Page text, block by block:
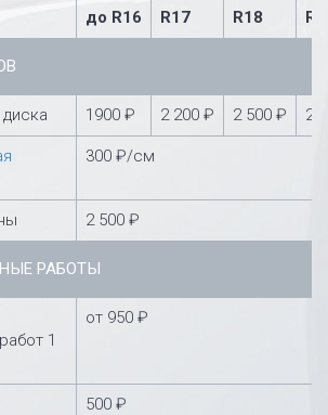
до R16 R17 R18
1900 ₽ 2 200 ₽ 2 500 ₽ 2
300 ₽/см
2 500 ₽
РАБОТЫ
1
от 950 ₽
500 ₽